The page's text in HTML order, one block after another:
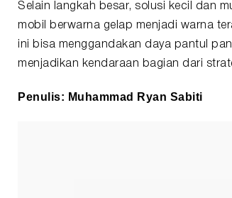
Selain langkah besar, solusi kecil dan
mobil berwarna gelap menjadi warna
ini bisa menggandakan daya pantul
menjadikan kendaraan bagian dari
Penulis: Muhammad Ryan Sabiti